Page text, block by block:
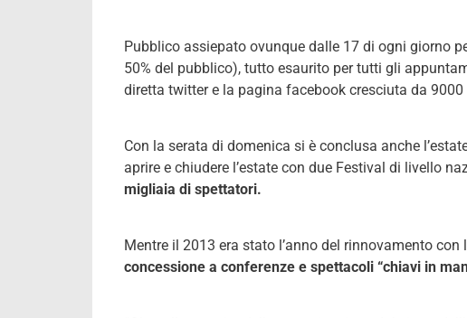
Pubblico assiepato ovunque dalle 17 di ogni giorno
50% del pubblico), tutto esaurito per tutti gli
diretta twitter e la pagina facebook cresciuta da
Con la serata di domenica si è conclusa anche
aprire e chiudere l’estate con due Festival di livello
migliaia di spettatori.
Mentre il 2013 era stato l’anno del rinnovamento
concessione a conferenze e spettacoli “chiavi in